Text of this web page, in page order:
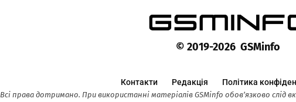
© 2019-2026 GSMinfo
Контакти Редакція Політика
Всі права дотримано. При використанні матеріалів GSMinfo обов’язково слід